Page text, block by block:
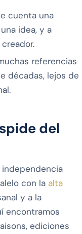
cuenta una
idea, y a
referencias
décadas, lejos de
del
con la alta
y a la
encontramos
ediciones